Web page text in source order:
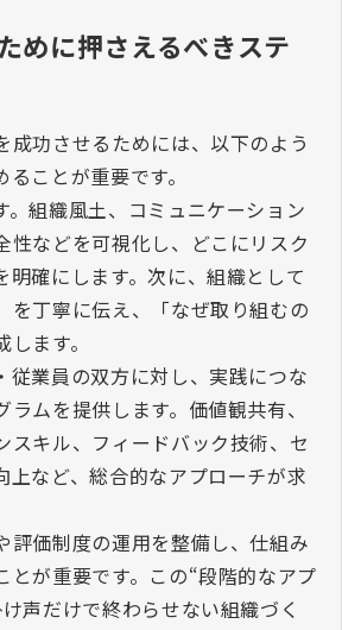
めに押さえるべきステ
成功させるためには、以下のよう
ことが重要です。
。組織風土、コミュニケーション
性などを可視化し、どこにリスク
明確にします。次に、組織として
を丁寧に伝え、「なぜ取り組むの
ます。
従業員の双方に対し、実践につな
ムを提供します。価値観共有、
スキル、フィードバック技術、セ
上など、総合的なアプローチが求
評価制度の運用を整備し、仕組み
とが重要です。この“段階的なアプ
声だけで終わらせない組織づく